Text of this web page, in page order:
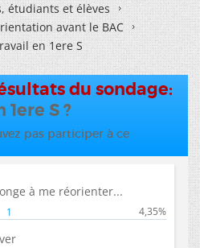
étudiants et élèves
avant le BAC
en 1ere S
du sondage:
S ?
pas participer à ce
à me réorienter...
1 4,35%